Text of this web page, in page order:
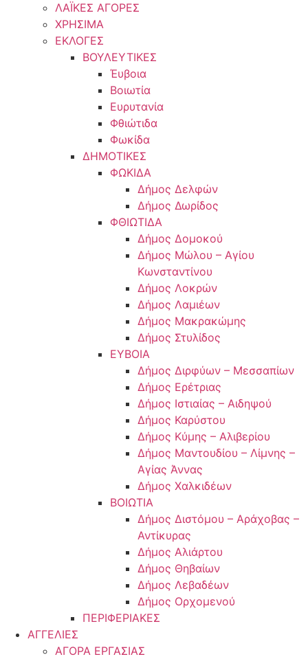
ΛΑΪΚΕΣ ΑΓΟΡΕΣ
ΧΡΗΣΙΜΑ
ΕΚΛΟΓΕΣ
ΒΟΥΛΕΥΤΙΚΕΣ
Έυβοια
Βοιωτία
Ευρυτανία
Φθιώτιδα
Φωκίδα
ΔΗΜΟΤΙΚΕΣ
ΦΩΚΙΔΑ
Δήμος Δελφών
Δήμος Δωρίδος
ΦΘΙΩΤΙΔΑ
Δήμος Δομοκού
Δήμος Μώλου – Αγίου
Κωνσταντίνου
Δήμος Λοκρών
Δήμος Λαμιέων
Δήμος Μακρακώμης
Δήμος Στυλίδος
ΕΥΒΟΙΑ
Δήμος Διρφύων – Μεσσαπίων
Δήμος Ερέτριας
Δήμος Ιστιαίας – Αιδηψού
Δήμος Καρύστου
Δήμος Κύμης – Αλιβερίου
Δήμος Μαντουδίου – Λίμνης –
Αγίας Άννας
Δήμος Χαλκιδέων
ΒΟΙΩΤΙΑ
Δήμος Διστόμου – Αράχοβας –
Αντίκυρας
Δήμος Αλιάρτου
Δήμος Θηβαίων
Δήμος Λεβαδέων
Δήμος Ορχομενού
ΠΕΡΙΦΕΡΙΑΚΕΣ
ΑΓΓΕΛΙΕΣ
ΑΓΟΡΑ ΕΡΓΑΣΙΑΣ